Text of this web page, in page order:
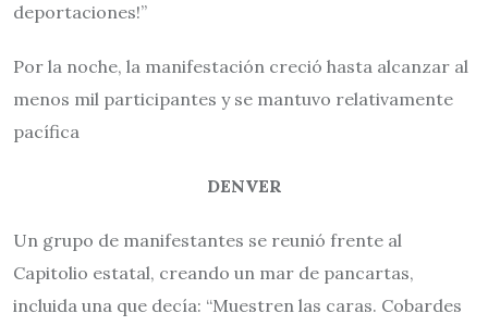
deportaciones!”
Por la noche, la manifestación creció hasta alcanzar al
menos mil participantes y se mantuvo relativamente
pacífica
DENVER
Un grupo de manifestantes se reunió frente al
Capitolio estatal, creando un mar de pancartas,
incluida una que decía: “Muestren las caras. Cobardes